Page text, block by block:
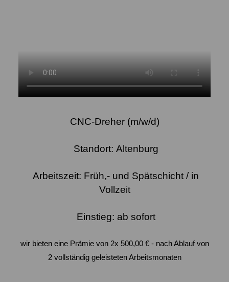
CNC-Dreher (m/w/d)
Standort: Altenburg
Arbeitszeit: Früh,- und Spätschicht / in
Vollzeit
Einstieg: ab sofort
wir bieten eine Prämie von 2x 500,00 € - nach Ablauf von
2 vollständig geleisteten Arbeitsmonaten